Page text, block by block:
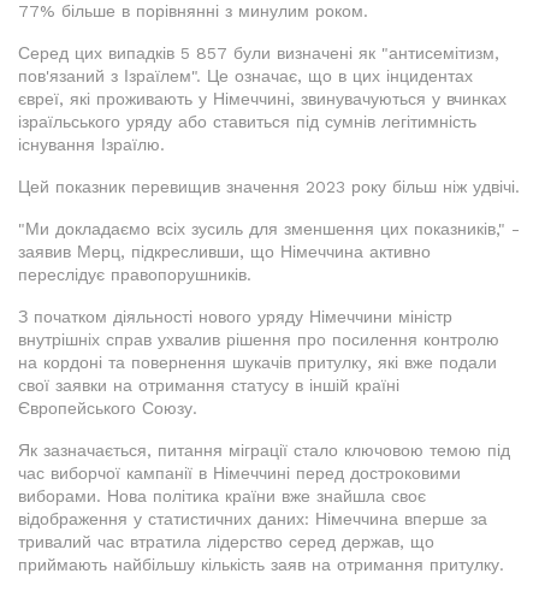
77% більше в порівнянні з минулим роком.
Серед цих випадків 5 857 були визначені як "антисемітизм,
пов'язаний з Ізраїлем". Це означає, що в цих інцидентах
євреї, які проживають у Німеччині, звинувачуються у вчинках
ізраїльського уряду або ставиться під сумнів легітимність
існування Ізраїлю.
Цей показник перевищив значення 2023 року більш ніж удвічі.
"Ми докладаємо всіх зусиль для зменшення цих показників," -
заявив Мерц, підкресливши, що Німеччина активно
переслідує правопорушників.
З початком діяльності нового уряду Німеччини міністр
внутрішніх справ ухвалив рішення про посилення контролю
на кордоні та повернення шукачів притулку, які вже подали
свої заявки на отримання статусу в іншій країні
Європейського Союзу.
Як зазначається, питання міграції стало ключовою темою під
час виборчої кампанії в Німеччині перед достроковими
виборами. Нова політика країни вже знайшла своє
відображення у статистичних даних: Німеччина вперше за
тривалий час втратила лідерство серед держав, що
приймають найбільшу кількість заяв на отримання притулку.